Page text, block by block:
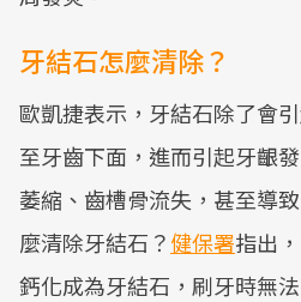
牙結石怎麼清除？
歐凱捷表示，牙結石除了會
至牙齒下面，進而引起牙齦
萎縮、齒槽骨流失，甚至導
麼清除牙結石？健保署指出
鈣化成為牙結石，刷牙時無